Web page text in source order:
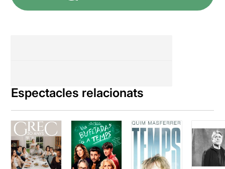
Espectacles relacionats